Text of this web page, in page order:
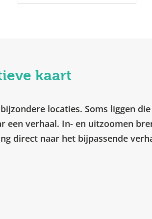
kaart
locaties. Soms liggen
een verhaal. In- en uitzoomen
direct naar het bijpassende